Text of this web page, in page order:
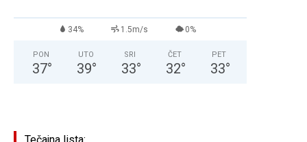
34% 1.5m/s 0%
PON
37°
UTO
39°
SRI
33°
ČET
32°
PET
33°
Tečajna lista: